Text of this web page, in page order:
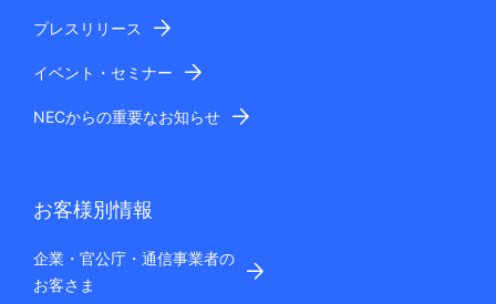
プレスリリース
イベント・セミナー
NECからの重要なお知らせ
お客様別情報
企業・官公庁・通信事業者の
お客さま